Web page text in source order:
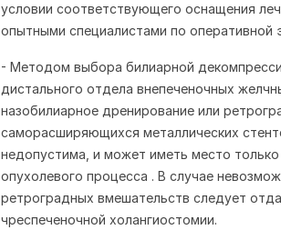
условии соответствующего оснащения
опытными специалистами по оперативной
- Методом выбора билиарной
дистального отдела внепеченочных
назобилиарное дренирование или
саморасширяющихся металлических
недопустима, и может иметь место
опухолевого процесса . В случае
ретроградных вмешательств следует
чреспеченочной холангиостомии.